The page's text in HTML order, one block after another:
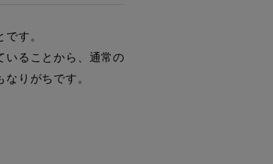
す。
いることから、通常の
りがちです。